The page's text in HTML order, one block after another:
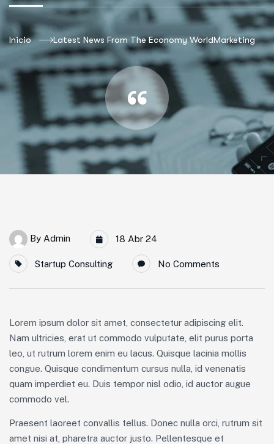
Inicio Latest News From The Economy WorldMarketing
“
By Admin 18 Abr 24
Startup Consulting No Comments
Lorem ipsum dolor sit amet, consectetur adipiscing elit.
Nam ultricies, erat ut commodo vulputate, elit purus porta
leo, ut rutrum lorem enim eu lacus. Quisque lacinia mollis
congue. Quisque condimentum cursus nulla, id venenatis
quam imperdiet eu. Duis tempor nisl odio, id auctor augue
commodo vel.
Praesent laoreet convallis tellus. Donec nulla orci, rutrum sit
amet nisi at, pharetra auctor justo. Pellentesque et